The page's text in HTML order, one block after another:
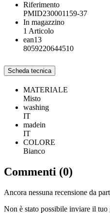
Riferimento
PMID230001159-37
In magazzino
1 Articolo
ean13
8059220644510
Scheda tecnica
MATERIALE
Misto
washing
IT
madein
IT
COLORE
Bianco
Commenti (0)
Ancora nessuna recensione da
Non è stato possibile inviare il